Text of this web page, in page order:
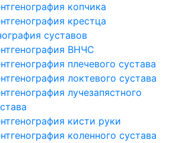
копчика
крестца
суставов
ВНЧС
плечевого сустава
локтевого сустава
лучезапястного
кисти руки
коленного сустава